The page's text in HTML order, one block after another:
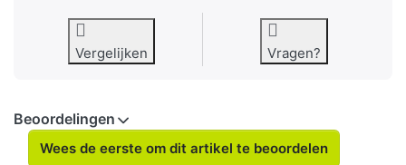
Vergelijken Vragen?
Beoordelingen
Wees de eerste om dit artikel te beoordelen